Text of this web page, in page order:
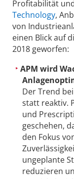
Profitabilität
Technology,
von
einen Blick auf
2018 geworfen:
APM wird
Der Trend
statt reaktiv.
und
geschehen,
den Fokus
ungeplante
reduzieren